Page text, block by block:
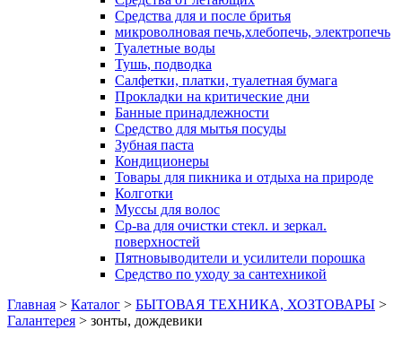
Средства для и после бритья
микроволновая печь,хлебопечь, электропечь
Туалетные воды
Тушь, подводка
Салфетки, платки, туалетная бумага
Прокладки на критические дни
Банные принадлежности
Средство для мытья посуды
Зубная паста
Кондиционеры
Товары для пикника и отдыха на природе
Колготки
Муссы для волос
Ср-ва для очистки стекл. и зеркал.
поверхностей
Пятновыводители и усилители порошка
Средство по уходу за сантехникой
Главная > Каталог > БЫТОВАЯ ТЕХНИКА, ХОЗТОВАРЫ >
Галантерея > зонты, дождевики